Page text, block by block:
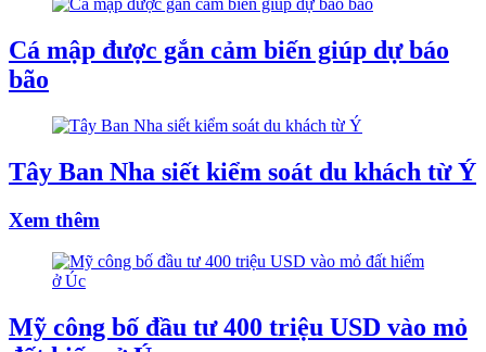
Cá mập được gắn cảm biến giúp dự báo
bão
Tây Ban Nha siết kiểm soát du khách từ Ý
Xem thêm
Mỹ công bố đầu tư 400 triệu USD vào mỏ